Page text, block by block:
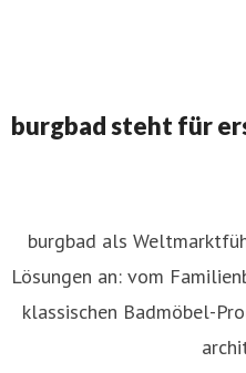
burgbad steht für
burgbad als
Lösungen an: vom
klassischen Badmöbel-